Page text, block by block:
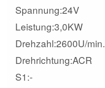
Spannung:24V
Leistung:3,0KW
Drehzahl:2600U/min.
Drehrichtung:ACR
S1:-